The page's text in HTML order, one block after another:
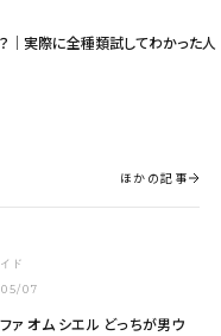
｜実際に全種類試してわかった人
ほかの記事
ド
07
ァ オム シエル どっちが男ウ